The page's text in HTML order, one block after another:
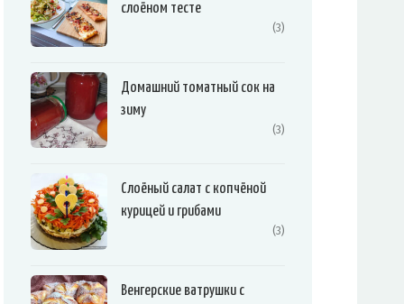
слоёном тесте
(3)
Домашний томатный сок на
зиму
(3)
Слоёный салат с копчёной
курицей и грибами
(3)
Венгерские ватрушки с